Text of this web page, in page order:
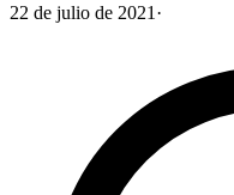
22 de julio de 2021 ·